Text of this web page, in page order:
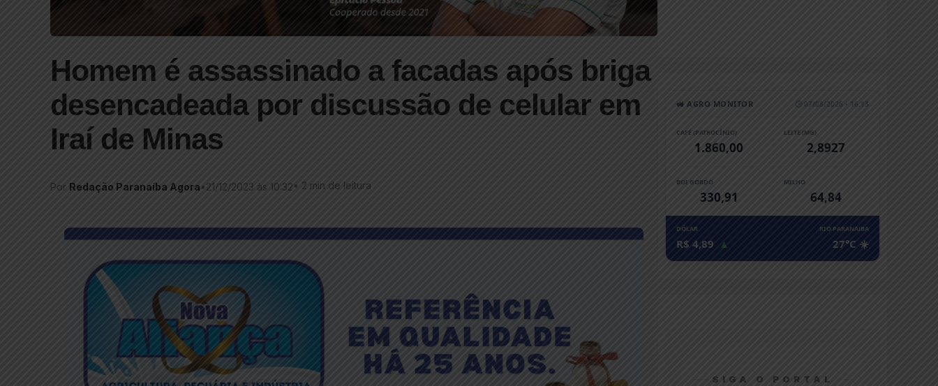
Homem é assassinado a facadas após briga
desencadeada por discussão de celular em
Iraí de Minas
Por Redação Paranaíba Agora•21/12/2023 às 10:32• 2 min de leitura
🚜 AGRO MONITOR 🕒 07/08/2026 • 16:13
CAFÉ (PATROCÍNIO)
1.860,00
LEITE (MG)
2,8927
BOI GORDO
330,91
MILHO
64,84
DÓLAR
R$ 4,89 ▲
RIO PARANAíBA
27°C ☀️
SIGA O PORTAL